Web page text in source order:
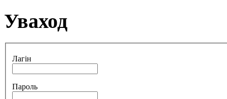
Уваход
Лагін
Пароль